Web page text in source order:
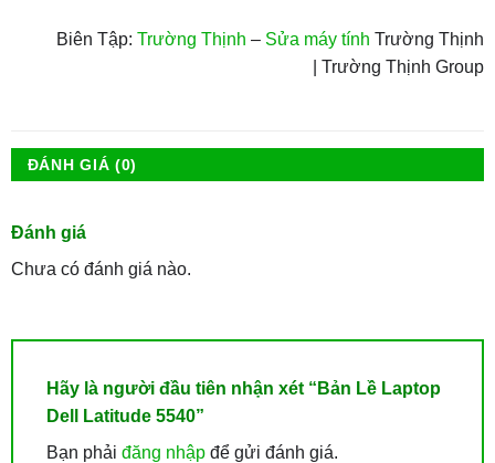
Biên Tập:Trường Thịnh – Sửa máy tính Trường Thịnh
| Trường Thịnh Group
ĐÁNH GIÁ (0)
Đánh giá
Chưa có đánh giá nào.
Hãy là người đầu tiên nhận xét “Bản Lề Laptop
Dell Latitude 5540”
Bạn phải đăng nhậpđể gửi đánh giá.